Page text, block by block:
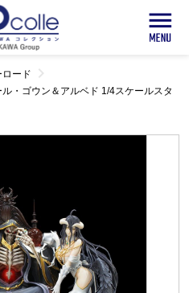
ロード chevron_right
・ゴウン＆アルベド 1/4スケールスタ